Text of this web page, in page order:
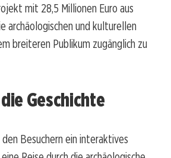
mit 28,5 Millionen Euro aus
archäologischen und kulturellen
breiteren Publikum zugänglich zu
Geschichte
Besuchern ein interaktives